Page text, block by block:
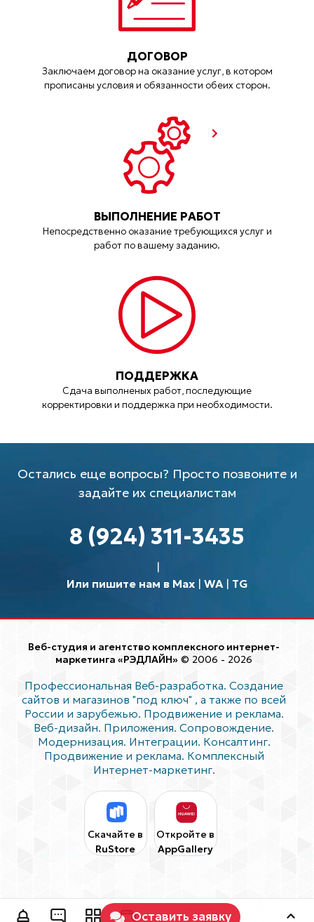
ДОГОВОР
Заключаем договор на оказание услуг, в котором
прописаны условия и обязанности обеих сторон.
ВЫПОЛНЕНИЕ РАБОТ
Непосредственно оказание требующихся услуг и
работ по вашему заданию.
ПОДДЕРЖКА
Сдача выполненых работ, последующие
корректировки и поддержка при необходимости.
Остались еще вопросы? Просто позвоните и
задайте их специалистам
8 (924) 311-3435
Или пишите нам в Max| WA| TG
Веб-студия и агентство комплексного интернет-
маркетинга «РЭДЛАЙН» © 2006 - 2026
Профессиональная Веб-разработка. Создание
сайтов и магазинов "под ключ" , а также по всей
России и зарубежью. Продвижение и реклама.
Веб-дизайн. Приложения. Сопровождение.
Модернизация. Интеграции. Консалтинг.
Продвижение и реклама. Комплексный
Интернет-маркетинг.
Скачайте в
RuStore
Откройте в
AppGallery
Оставить заявку